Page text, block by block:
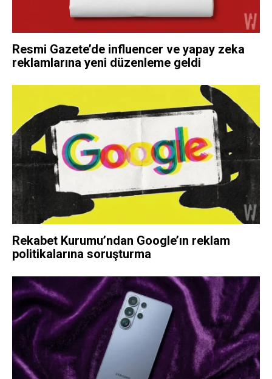
Resmi Gazete’de influencer ve yapay zeka
reklamlarına yeni düzenleme geldi
Rekabet Kurumu’ndan Google’ın reklam
politikalarına soruşturma